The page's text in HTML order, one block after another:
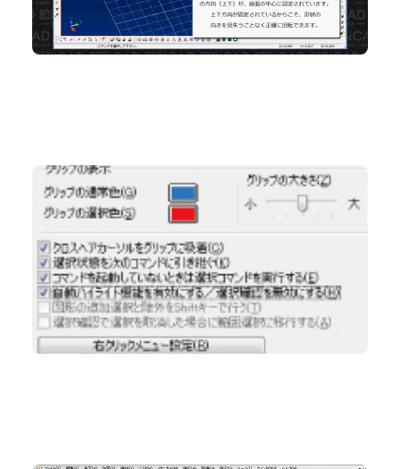
No.68 選択コマンドの便利な使用方法